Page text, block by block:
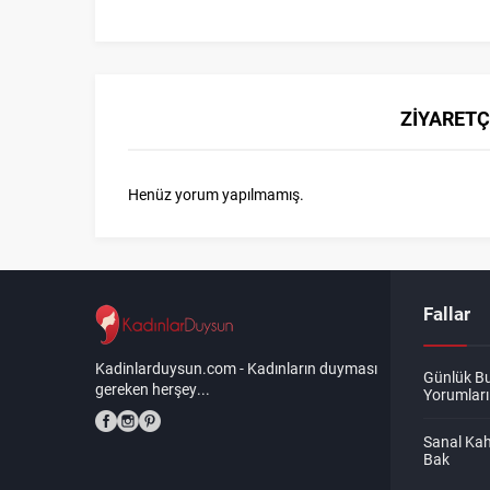
Henüz yorum yapılmamış.
Kadinlarduysun.com - Kadınların duyması
gereken herşey...
Fallar
Günlük
Yorumları
Sanal
Bak